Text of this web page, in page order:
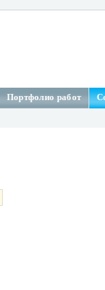
Портфолио работ